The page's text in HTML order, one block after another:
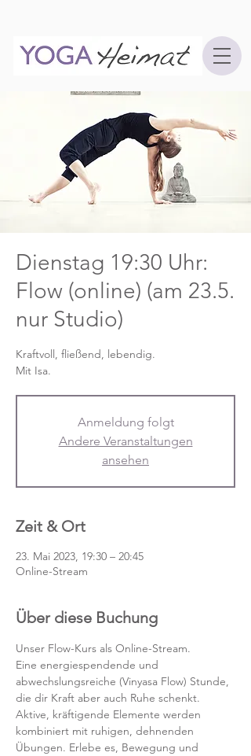
Dienstag 19:30 Uhr:
Flow (online) (am 23.5.
nur Studio)
Kraftvoll, fließend, lebendig.
Mit Isa.
Anmeldung folgt
Andere Veranstaltungen
ansehen
Zeit & Ort
23. Mai 2023, 19:30 – 20:45
Online-Stream
Über diese Buchung
Unser Flow-Kurs als Online-Stream.
Eine energiespendende und
abwechslungsreiche (Vinyasa Flow) Stunde,
die dir Kraft aber auch Ruhe schenkt.
Aktive, kräftigende Elemente werden
kombiniert mit ruhigen, dehnenden
Übungen. Erlebe es, Bewegung und